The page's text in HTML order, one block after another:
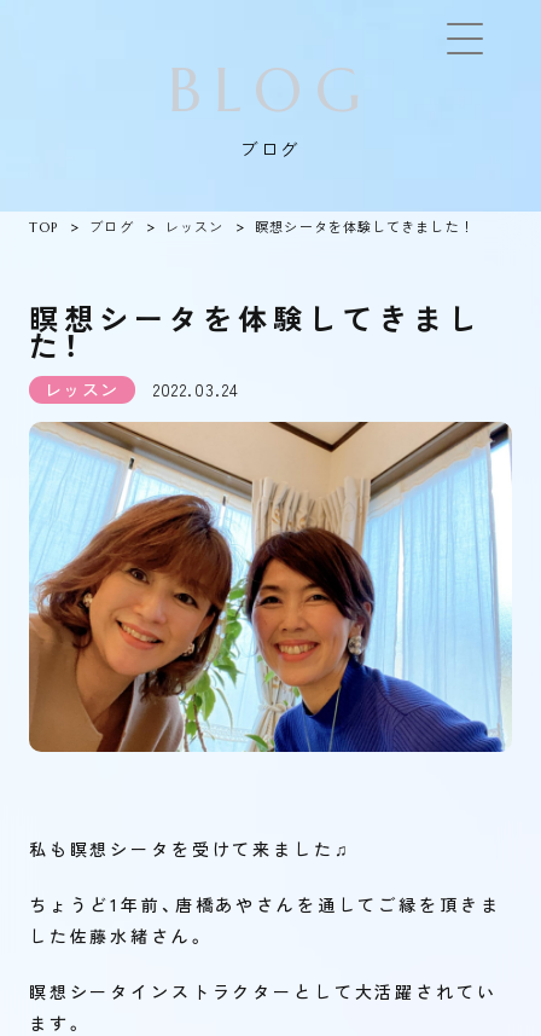
BLOG
ブログ
TOP ブログ レッスン 瞑想シータを体験してきました！
瞑想シータを体験してきまし
た！
レッスン 2022.03.24
私も瞑想シータを受けて来ました♫
ちょうど1年前、唐橋あやさんを通してご縁を頂きま
した佐藤水緒さん。
瞑想シータインストラクターとして大活躍されてい
ます。